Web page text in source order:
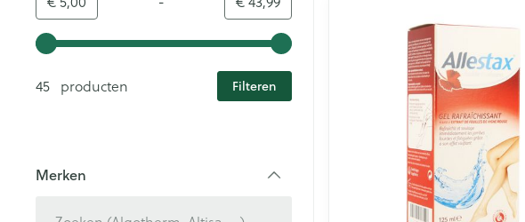
Gebruik de pijltjestoetsen links en rechts om de minimale en maximale
45 producten
Filteren
Merken